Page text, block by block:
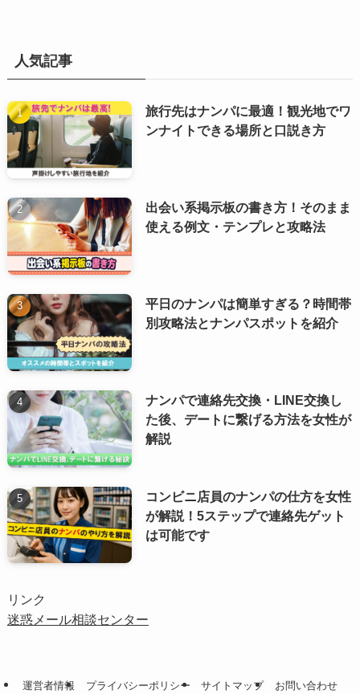
人気記事
旅行先はナンパに最適！観光地でワ
ンナイトできる場所と口説き方
出会い系掲示板の書き方！そのまま
使える例文・テンプレと攻略法
平日のナンパは簡単すぎる？時間帯
別攻略法とナンパスポットを紹介
ナンパで連絡先交換・LINE交換し
た後、デートに繋げる方法を女性が
解説
コンビニ店員のナンパの仕方を女性
が解説！5ステップで連絡先ゲット
は可能です
リンク
迷惑メール相談センター
運営者情報 プライバシーポリシー サイトマップ お問い合わせ